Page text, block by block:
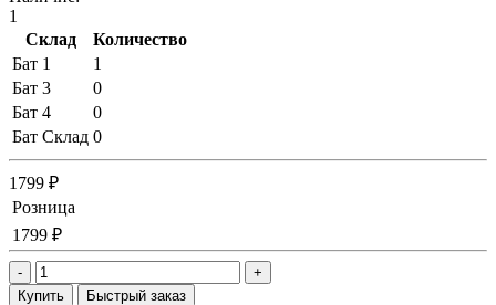
1
Склад
Количество
Бат 1
1
Бат 3
0
Бат 4
0
Бат Склад 0
1799 ₽
Розница
1799 ₽
-
+
Купить
Быстрый заказ